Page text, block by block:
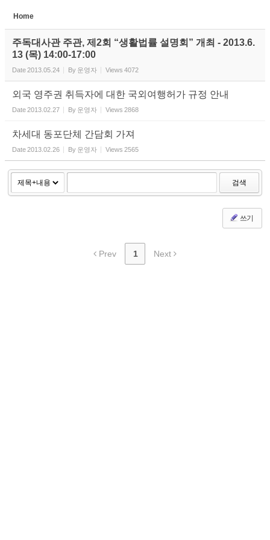
Home
주독대사관 주관, 제2회 “생활법률 설명회” 개최 - 2013.6.
13 (목) 14:00-17:00
Date2013.05.24 By 운영자 Views 4072
외국 영주권 취득자에 대한 국외여행허가 규정 안내
Date2013.02.27 By 운영자 Views 2868
차세대 동포단체 간담회 가져
Date2013.02.26 By 운영자 Views 2565
검색
쓰기
Prev 1 Next
Sketchbook5, 스케치북5
Sketchbook5, 스케치북5